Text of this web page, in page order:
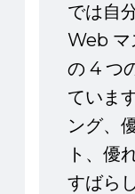
では自
Web マ
の 4 つ
ていま
ング、
ト、優
すばら